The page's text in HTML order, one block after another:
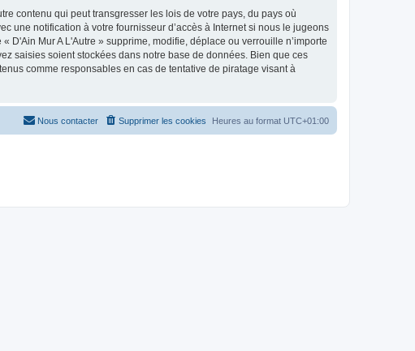
contenu qui peut transgresser les lois de votre pays, du pays où
une notification à votre fournisseur d’accès à Internet si nous le jugeons
D'Ain Mur A L'Autre » supprime, modifie, déplace ou verrouille n’importe
saisies soient stockées dans notre base de données. Bien que ces
comme responsables en cas de tentative de piratage visant à
Heures au format UTC+01:00
Supprimer les cookies
Nous contacter